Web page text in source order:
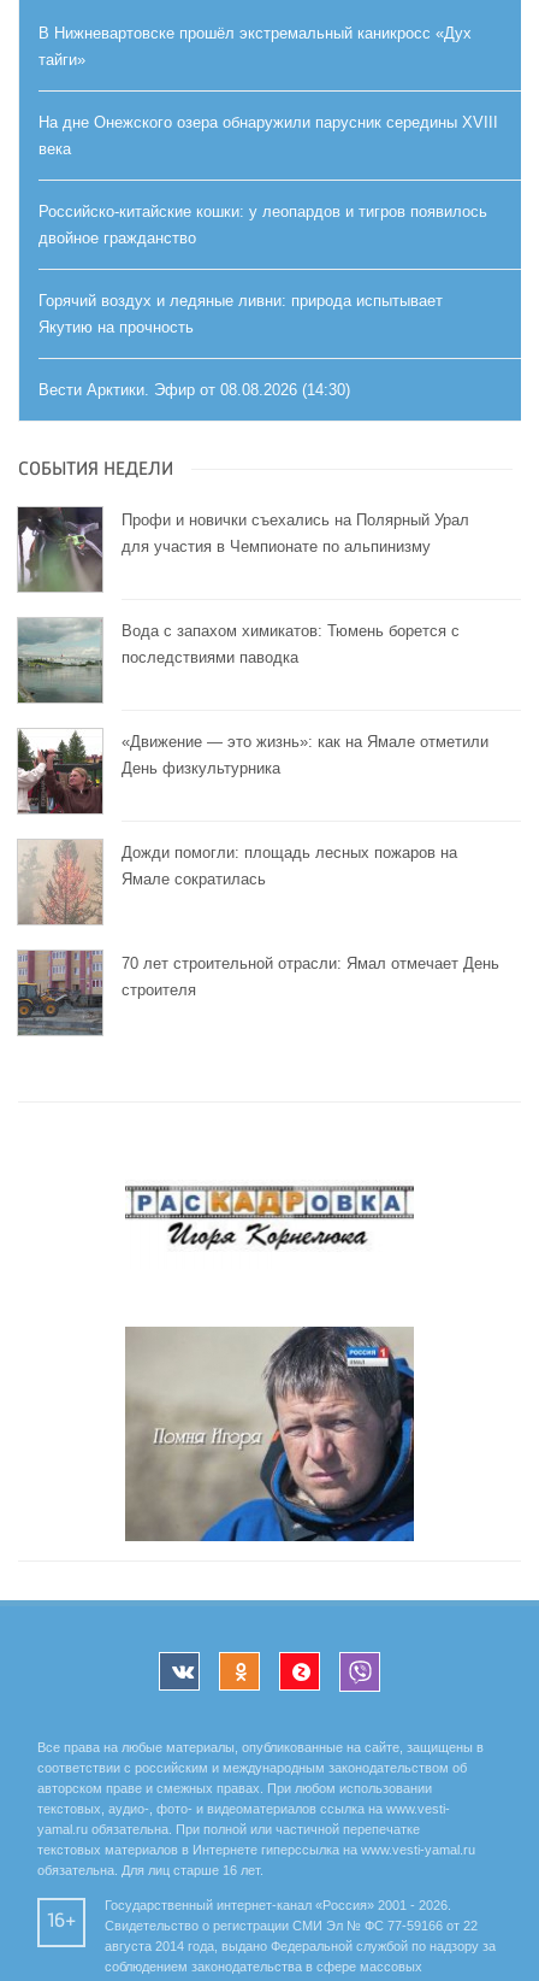
В Нижневартовске прошёл экстремальный каникросс «Дух
тайги»
На дне Онежского озера обнаружили парусник середины XVIII
века
Российско-китайские кошки: у леопардов и тигров появилось
двойное гражданство
Горячий воздух и ледяные ливни: природа испытывает
Якутию на прочность
Вести Арктики. Эфир от 08.08.2026 (14:30)
СОБЫТИЯ НЕДЕЛИ
Профи и новички съехались на Полярный Урал
для участия в Чемпионате по альпинизму
Вода с запахом химикатов: Тюмень борется с
последствиями паводка
«Движение — это жизнь»: как на Ямале отметили
День физкультурника
Дожди помогли: площадь лесных пожаров на
Ямале сократилась
70 лет строительной отрасли: Ямал отмечает День
строителя
Все права на любые материалы, опубликованные на сайте, защищены в
соответствии с российским и международным законодательством об
авторском праве и смежных правах. При любом использовании
текстовых, аудио-, фото- и видеоматериалов ссылка на www.vesti-
yamal.ru обязательна. При полной или частичной перепечатке
текстовых материалов в Интернете гиперссылка на www.vesti-yamal.ru
обязательна. Для лиц старше 16 лет.
16+
Государственный интернет-канал «Россия» 2001 - 2026.
Свидетельство о регистрации СМИ Эл № ФС 77-59166 от 22
августа 2014 года, выдано Федеральной службой по надзору за
соблюдением законодательства в сфере массовых